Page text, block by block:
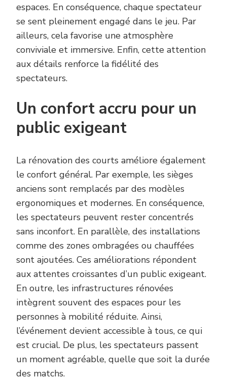
espaces. En conséquence, chaque spectateur
se sent pleinement engagé dans le jeu. Par
ailleurs, cela favorise une atmosphère
conviviale et immersive. Enfin, cette attention
aux détails renforce la fidélité des
spectateurs.
Un confort accru pour un
public exigeant
La rénovation des courts améliore également
le confort général. Par exemple, les sièges
anciens sont remplacés par des modèles
ergonomiques et modernes. En conséquence,
les spectateurs peuvent rester concentrés
sans inconfort. En parallèle, des installations
comme des zones ombragées ou chauffées
sont ajoutées. Ces améliorations répondent
aux attentes croissantes d’un public exigeant.
En outre, les infrastructures rénovées
intègrent souvent des espaces pour les
personnes à mobilité réduite. Ainsi,
l’événement devient accessible à tous, ce qui
est crucial. De plus, les spectateurs passent
un moment agréable, quelle que soit la durée
des matchs.